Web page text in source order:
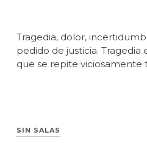
Tragedia, dolor,
pedido de justicia.
que se repite
SIN SALAS